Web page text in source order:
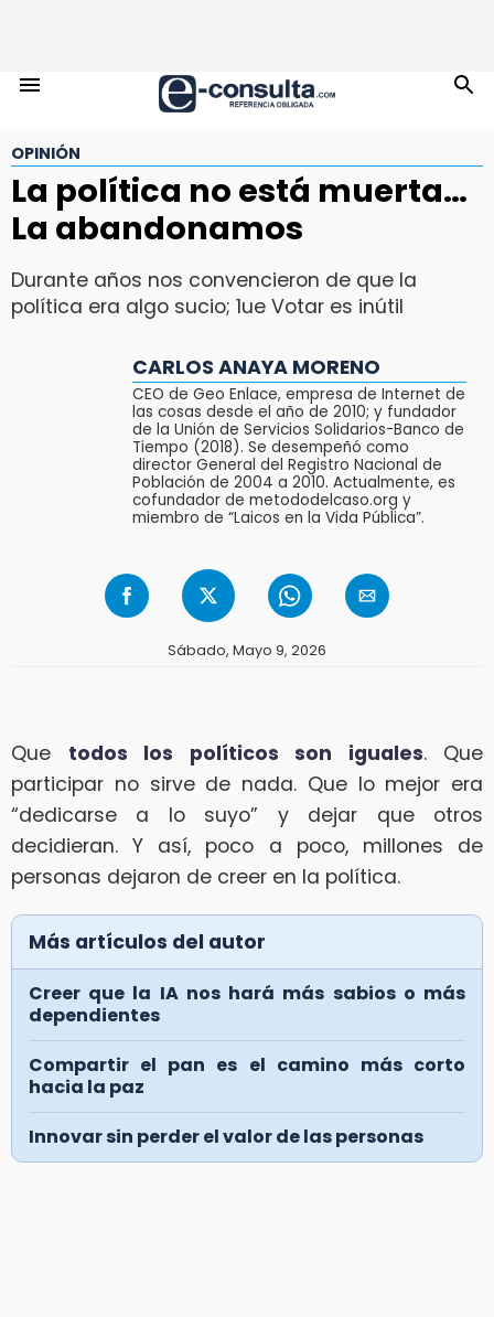
OPINIÓN
La política no está muerta…
La abandonamos
Durante años nos convencieron de que la
política era algo sucio; 1ue Votar es inútil
CARLOS ANAYA MORENO
CEO de Geo Enlace, empresa de Internet de
las cosas desde el año de 2010; y fundador
de la Unión de Servicios Solidarios-Banco de
Tiempo (2018). Se desempeñó como
director General del Registro Nacional de
Población de 2004 a 2010. Actualmente, es
cofundador de metododelcaso.org y
miembro de “Laicos en la Vida Pública”.
Sábado, Mayo 9, 2026
Que todos los políticos son iguales. Que
participar no sirve de nada. Que lo mejor era
“dedicarse a lo suyo” y dejar que otros
decidieran. Y así, poco a poco, millones de
personas dejaron de creer en la política.
Más artículos del autor
Creer que la IA nos hará más sabios o más
dependientes
Compartir el pan es el camino más corto
hacia la paz
Innovar sin perder el valor de las personas